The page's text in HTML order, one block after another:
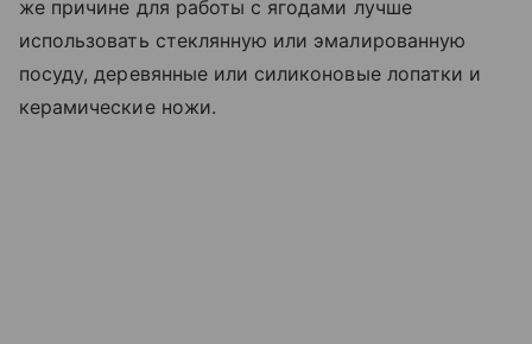
же причине для работы с ягодами лучше
использовать стеклянную или эмалированную
посуду, деревянные или силиконовые лопатки и
керамические ножи.